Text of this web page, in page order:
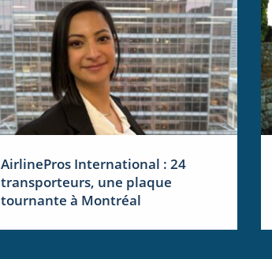
AirlinePros International : 24
transporteurs, une plaque
tournante à Montréal